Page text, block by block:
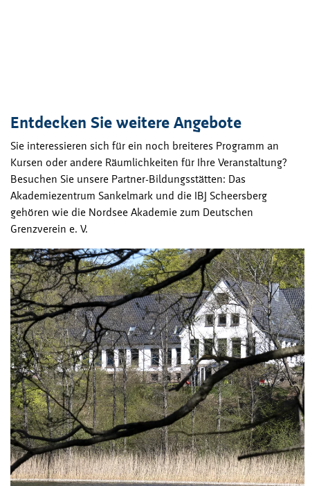
Entdecken Sie weitere Angebote
Sie interessieren sich für ein noch breiteres Programm an
Kursen oder andere Räumlichkeiten für Ihre Veranstaltung?
Besuchen Sie unsere Partner-Bildungsstätten: Das
Akademiezentrum Sankelmark und die IBJ Scheersberg
gehören wie die Nordsee Akademie zum Deutschen
Grenzverein e. V.